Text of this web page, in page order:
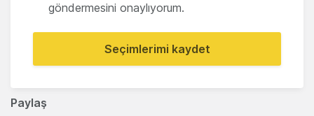
Paylaş
göndermesini onaylıyorum.
Seçimlerimi kaydet